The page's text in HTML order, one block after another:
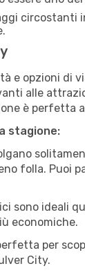
circostanti
e opzioni di
alle
è perfetta
stagione:
folla. Puoi
sono ideali
economiche.
per
City.